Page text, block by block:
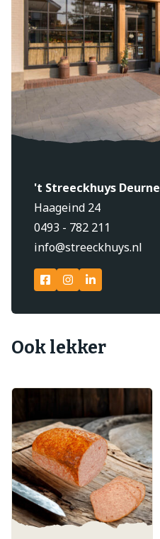
't Streeckhuys Deurne
Haageind 24
0493 - 782 211
info@streeckhuys.nl
Ook lekker